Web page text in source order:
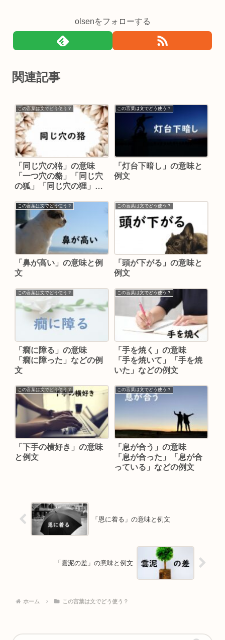
olsenをフォローする
関連記事
この言葉は文でどう使う？
「同じ穴の狢」の意味
「一つ穴の貉」「同じ穴
の狐」「同じ穴の狸」な
この言葉は文でどう使う？
「灯台下暗し」の意味と
例文
この言葉は文でどう使う？
「鼻が高い」の意味と例
文
この言葉は文でどう使う？
「頭が下がる」の意味と
例文
この言葉は文でどう使う？
「癇に障る」の意味
「癇に障った」などの例
文
この言葉は文でどう使う？
「手を焼く」の意味
「手を焼いて」「手を焼
いた」などの例文
この言葉は文でどう使う？
「下手の横好き」の意味
と例文
この言葉は文でどう使う？
「息が合う」の意味
「息が合った」「息が合
っている」などの例文
「恩に着る」の意味と例文
「雲泥の差」の意味と例文
ホーム この言葉は文でどう使う？